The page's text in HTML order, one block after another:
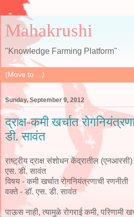
Mahakrushi
"Knowledge Farming Platform"
Sunday, September 9, 2012
द्राक्ष-कमी खर्चात
डी. सावंत
राष्ट्रीय द्राक्ष संशोधन केंद्रातील (एनआरसी)
एस. डी. सावंत
विषय - कमी खर्चात रोगनियंत्रणाची रणनीती
वक्ते - डॉ. एस. डी. सावंत
पाऊस नाही, त्यामुळे रोगराई कमी,